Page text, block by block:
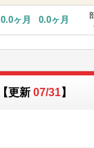
0.0ヶ月 0.0ヶ月
【更新 07/31】